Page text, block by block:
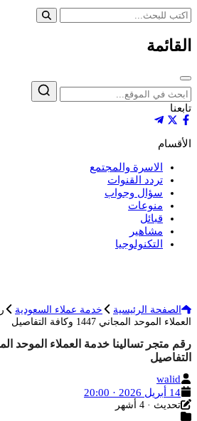
القائمة
إغلاق
بحث
تابعنا
الأقسام
الاسرة والمجتمع
تردد القنوات
سؤال وجواب
منوعات
قبائل
مشاهير
التكنولوجيا
الصفحة الرئيسية خدمة عملاء السعودية
العملاء الموحد المجاني 1447 وكافة التفاصيل
التفاصيل
الكاتب
walid
تاريخ
النشر
14 أبريل 2026 · 20:00
آخر
تحديث · 4 أشهر